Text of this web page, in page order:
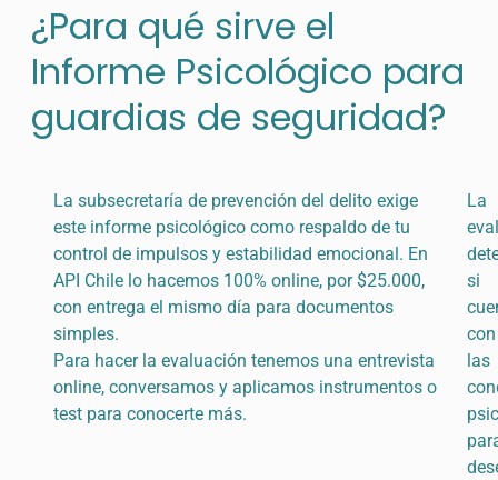
¿Para qué sirve el
Informe Psicológico para
guardias de seguridad?
La subsecretaría de prevención del delito exige
este informe psicológico como respaldo de tu
control de impulsos y estabilidad emocional. En
API Chile lo hacemos 100% online, por $25.000,
con entrega el mismo día para documentos
simples.
Para hacer la evaluación tenemos una entrevista
online, conversamos y aplicamos instrumentos o
test para conocerte más.
La
si
con
las